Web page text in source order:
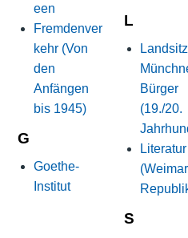
een
Fremdenver
kehr (Von
den
Anfängen
bis 1945)
G
Goethe-
Institut
L
Bürger
(19./20.
Literatur
S